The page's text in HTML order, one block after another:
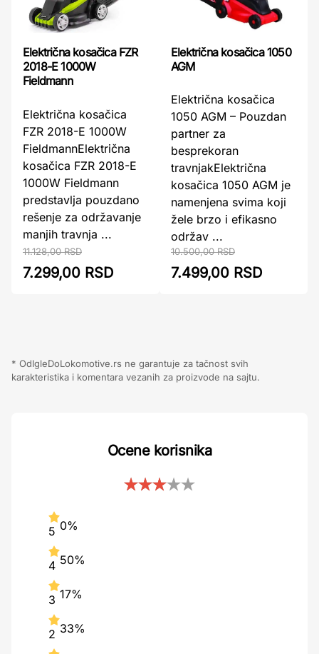
Električna kosačica FZR
2018-E 1000W
Fieldmann
Električna kosačica
FZR 2018-E 1000W
FieldmannElektrična
kosačica FZR 2018-E
1000W Fieldmann
predstavlja pouzdano
rešenje za održavanje
manjih travnja ...
11.128,00 RSD
7.299,00 RSD
Električna kosačica 1050
AGM
Električna kosačica
1050 AGM – Pouzdan
partner za
besprekoran
travnjakElektrična
kosačica 1050 AGM je
namenjena svima koji
žele brzo i efikasno
održav ...
10.500,00 RSD
7.499,00 RSD
* OdIgleDoLokomotive.rs ne garantuje za tačnost svih
karakteristika i komentara vezanih za proizvode na sajtu.
Ocene korisnika
5 0%
4 50%
3 17%
2 33%